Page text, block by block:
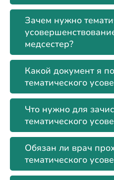
Зачем нужно
медсестер?
Какой документ я
тематического
Что нужно для
тематического
Обязан ли врач
тематического